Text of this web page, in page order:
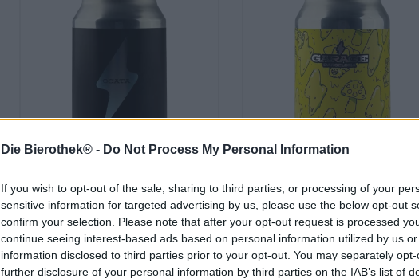
Die Bierothek® - Do Not Process My Personal Information
If you wish to opt-out of the sale, sharing to third parties, or processing of your
sensitive information for targeted advertising by us, please use the below opt-out
confirm your selection. Please note that after your opt-out request is processed
continue seeing interest-based ads based on personal information utilized by us
information disclosed to third parties prior to your opt-out. You may separately
further disclosure of your personal information by third parties on the IAB’s list of
India Pale Ale|Mehrkornbiere
ocata - ipa
€ 5,19
EINWEG
0,33 L PEUT - € 15,73 / LTR
Pils
riba - Pilsner
Garage Beer
EINWEG
0,33 L PEUT - € 14,82 /